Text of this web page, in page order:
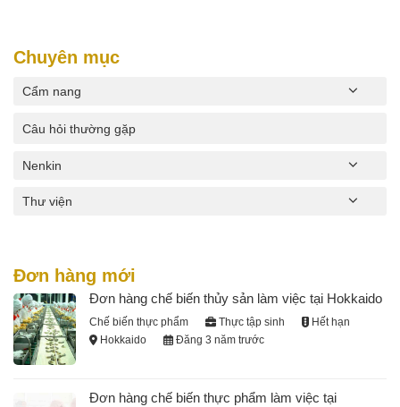
Chuyên mục
Cẩm nang
Câu hỏi thường gặp
Nenkin
Thư viện
Đơn hàng mới
Đơn hàng chế biến thủy sản làm việc tại Hokkaido
Chế biến thực phẩm Thực tập sinh
Hết hạn
Hokkaido
Đăng 3 năm trước
Đơn hàng chế biến thực phẩm làm việc tại